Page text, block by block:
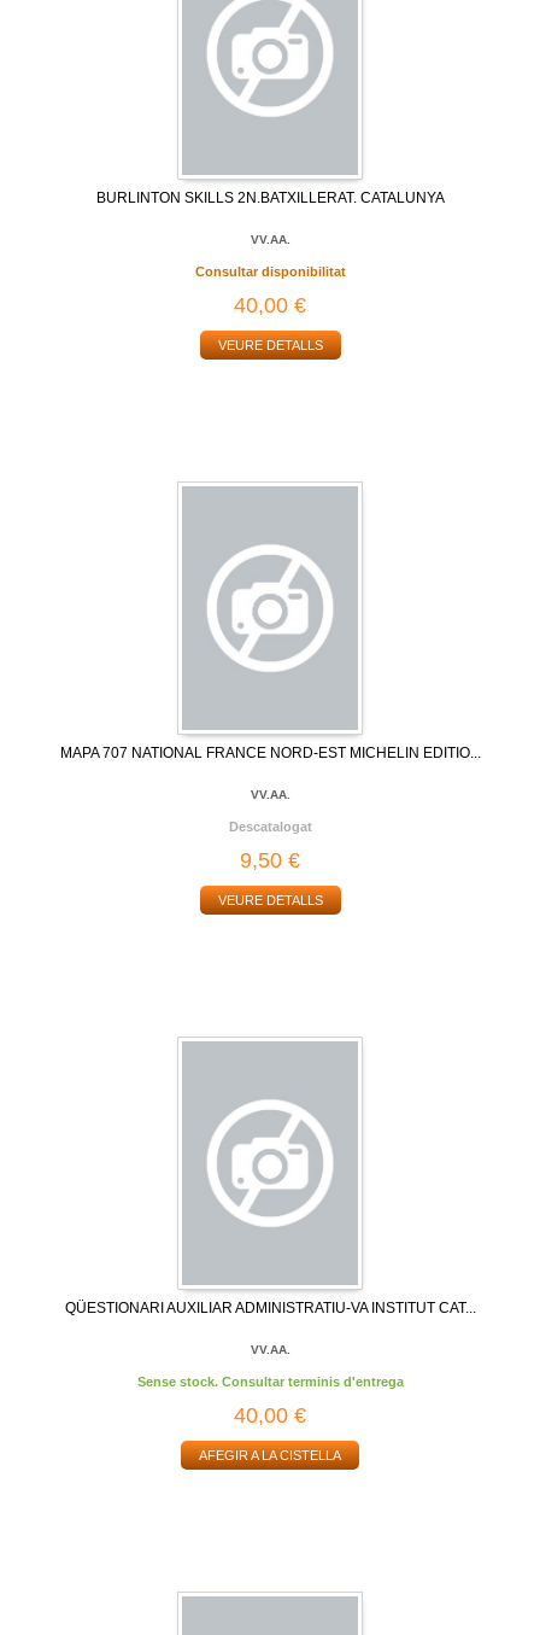
BURLINTON SKILLS 2N.BATXILLERAT. CATALUNYA
VV.AA.
Consultar disponibilitat
40,00 €
VEURE DETALLS
MAPA 707 NATIONAL FRANCE NORD-EST MICHELIN EDITIO...
VV.AA.
Descatalogat
9,50 €
VEURE DETALLS
QÜESTIONARI AUXILIAR ADMINISTRATIU-VA INSTITUT CAT...
VV.AA.
Sense stock. Consultar terminis d'entrega
40,00 €
AFEGIR A LA CISTELLA